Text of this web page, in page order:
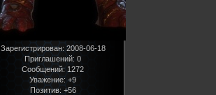
Зарегистрирован: 2008-06-18
Приглашений: 0
Сообщений: 1272
Уважение: +9
Позитив: +56